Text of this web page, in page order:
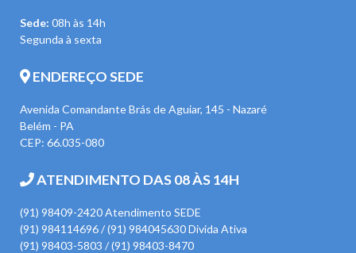
Sede: 08h às 14h
Segunda à sexta
ENDEREÇO SEDE
Avenida Comandante Brás de Aguiar, 145 - Nazaré
Belém - PA
CEP: 66.035-080
ATENDIMENTO DAS 08 ÀS 14H
(91) 98409-2420 Atendimento SEDE
(91) 984114696 / (91) 984045630 Divida Ativa
(91) 98403-5803 / (91) 98403-8470